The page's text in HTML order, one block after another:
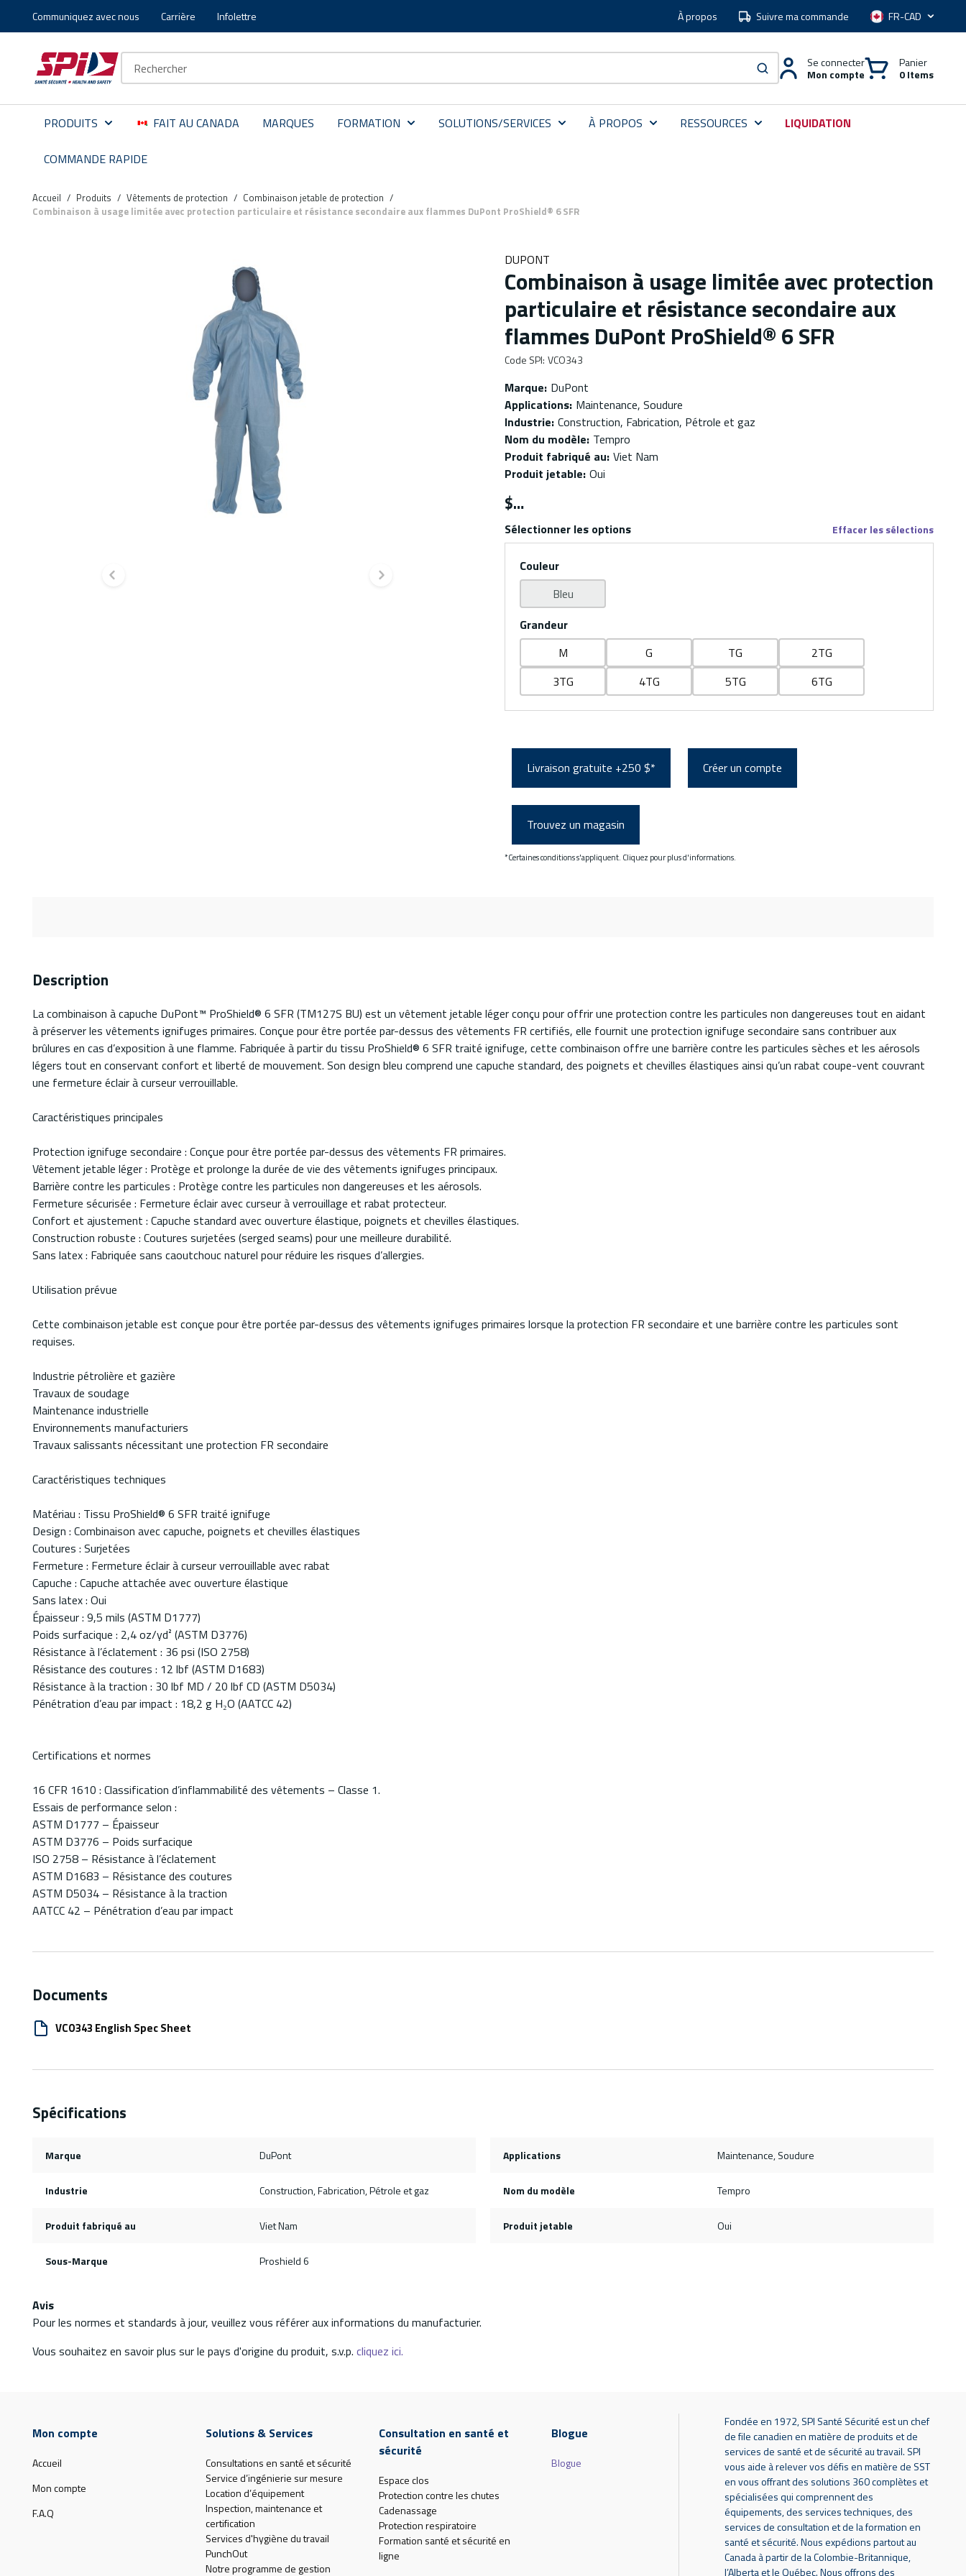
Aller au contenu principal
Skip to menu
Skip to footer
Communiquez avec nous Carrière Infolettre À propos Suivre ma commande Langue
soumettre une recherche
Se connecter
Mon compte
Panier
0 Items
PRODUITS FAIT AU CANADA MARQUES FORMATION SOLUTIONS/SERVICES À PROPOS RESSOURCES LIQUIDATION
COMMANDE RAPIDE
Accueil / Produits / Vêtements de protection / Combinaison jetable de protection /
Combinaison à usage limitée avec protection particulaire et résistance secondaire aux flammes DuPont ProShield® 6 SFR
Diapositive précédente Diapositive suivante
DUPONT
Combinaison à usage limitée avec protection
particulaire et résistance secondaire aux
flammes DuPont ProShield® 6 SFR
Code SPI: VCO343
Marque: DuPont
Applications: Maintenance, Soudure
Industrie: Construction, Fabrication, Pétrole et gaz
Nom du modèle: Tempro
Produit fabriqué au: Viet Nam
Produit jetable: Oui
$
Sélectionner les options Effacer les sélections
Couleur
Bleu
Grandeur
M
G TG
2TG
3TG
4TG 5TG 6TG
Livraison gratuite +250 $* Créer un compte
Trouvez un magasin
*Certaines conditions s'appliquent. Cliquez pour plus d'informations.
Description
La combinaison à capuche DuPont™ ProShield® 6 SFR (TM127S BU) est un vêtement jetable léger conçu pour offrir une protection contre les particules non dangereuses tout en aidant
à préserver les vêtements ignifuges primaires. Conçue pour être portée par-dessus des vêtements FR certifiés, elle fournit une protection ignifuge secondaire sans contribuer aux
brûlures en cas d’exposition à une flamme. Fabriquée à partir du tissu ProShield® 6 SFR traité ignifuge, cette combinaison offre une barrière contre les particules sèches et les aérosols
légers tout en conservant confort et liberté de mouvement. Son design bleu comprend une capuche standard, des poignets et chevilles élastiques ainsi qu’un rabat coupe-vent couvrant
une fermeture éclair à curseur verrouillable.
Caractéristiques principales
Protection ignifuge secondaire : Conçue pour être portée par-dessus des vêtements FR primaires.
Vêtement jetable léger : Protège et prolonge la durée de vie des vêtements ignifuges principaux.
Barrière contre les particules : Protège contre les particules non dangereuses et les aérosols.
Fermeture sécurisée : Fermeture éclair avec curseur à verrouillage et rabat protecteur.
Confort et ajustement : Capuche standard avec ouverture élastique, poignets et chevilles élastiques.
Construction robuste : Coutures surjetées (serged seams) pour une meilleure durabilité.
Sans latex : Fabriquée sans caoutchouc naturel pour réduire les risques d’allergies.
Utilisation prévue
Cette combinaison jetable est conçue pour être portée par-dessus des vêtements ignifuges primaires lorsque la protection FR secondaire et une barrière contre les particules sont
requises.
Industrie pétrolière et gazière
Travaux de soudage
Maintenance industrielle
Environnements manufacturiers
Travaux salissants nécessitant une protection FR secondaire
Caractéristiques techniques
Matériau : Tissu ProShield® 6 SFR traité ignifuge
Design : Combinaison avec capuche, poignets et chevilles élastiques
Coutures : Surjetées
Fermeture : Fermeture éclair à curseur verrouillable avec rabat
Capuche : Capuche attachée avec ouverture élastique
Sans latex : Oui
Épaisseur : 9,5 mils (ASTM D1777)
Poids surfacique : 2,4 oz/yd² (ASTM D3776)
Résistance à l’éclatement : 36 psi (ISO 2758)
Résistance des coutures : 12 lbf (ASTM D1683)
Résistance à la traction : 30 lbf MD / 20 lbf CD (ASTM D5034)
Pénétration d’eau par impact : 18,2 g H₂O (AATCC 42)
Certifications et normes
16 CFR 1610 : Classification d’inflammabilité des vêtements – Classe 1.
Essais de performance selon :
ASTM D1777 – Épaisseur
ASTM D3776 – Poids surfacique
ISO 2758 – Résistance à l’éclatement
ASTM D1683 – Résistance des coutures
ASTM D5034 – Résistance à la traction
AATCC 42 – Pénétration d’eau par impact
Documents
VCO343 English Spec Sheet
Spécifications
Marque DuPont Applications Maintenance, Soudure
Industrie Construction, Fabrication, Pétrole et gaz Nom du modèle Tempro
Produit fabriqué au Viet Nam Produit jetable Oui
Sous-Marque Proshield 6
Avis
Pour les normes et standards à jour, veuillez vous référer aux informations du manufacturier.
Vous souhaitez en savoir plus sur le pays d'origine du produit, s.v.p. cliquez ici.
Mon compte
Accueil
Mon compte
F.A.Q
Solutions & Services
Consultations en santé et sécurité
Service d’ingénierie sur mesure
Location d’équipement
Inspection, maintenance et
certification
Services d'hygiène du travail
PunchOut
Notre programme de gestion
Consultation en santé et
sécurité
Espace clos
Protection contre les chutes
Cadenassage
Protection respiratoire
Formation santé et sécurité en
ligne
Blogue
Blogue
Fondée en 1972, SPI Santé Sécurité est un chef
de file canadien en matière de produits et de
services de santé et de sécurité au travail. SPI
vous aide à relever vos défis en matière de SST
en vous offrant des solutions 360 complètes et
spécialisées qui comprennent des
équipements, des services techniques, des
services de consultation et de la formation en
santé et sécurité. Nous expédions partout au
Canada à partir de la Colombie-Britannique,
l’Alberta et le Québec. Nous offrons des